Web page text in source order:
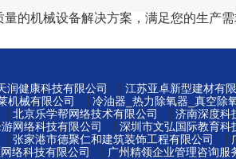
的机械设备解决方案，满足您的生产需
润健康科技有限公司 江苏亚卓新型建材有
机械有限公司 冷油器_热力除氧器_真空除
北京乐学帮网络技术有限公司 济南深度科
网络科技有限公司 深圳市文弘国际教育科
张家港市德聚仁和建筑装饰工程有限公司
络科技有限公司 广州精领企业管理咨询服